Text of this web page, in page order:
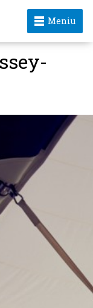
Meniu